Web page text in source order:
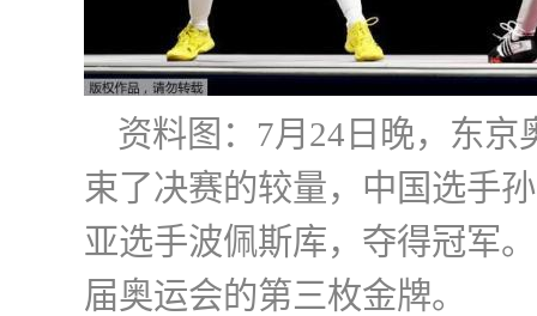
资料图：7月24日晚，东
束了决赛的较量，中国选手
亚选手波佩斯库，夺得冠军
届奥运会的第三枚金牌。